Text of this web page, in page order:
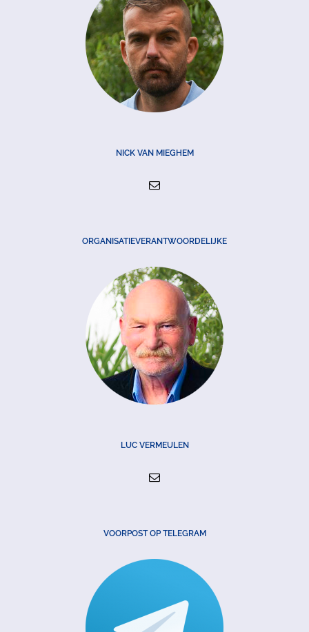
NICK VAN MIEGHEM
ORGANISATIEVERANTWOORDELIJKE
LUC VERMEULEN
VOORPOST OP TELEGRAM